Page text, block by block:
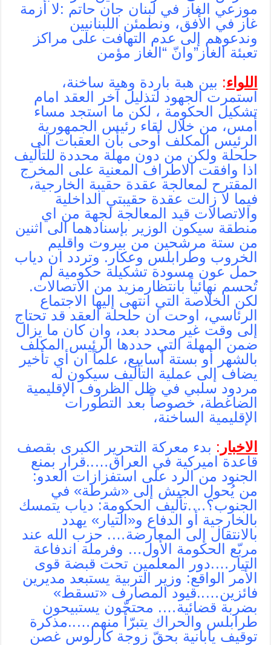
موزعي الغاز في لبنان جان حاتم :لا أزمة
غاز في الأفق، ونطمئن اللبنانيين
وندعوهم إلى عدم التهافت على مراكز
تعبئة الغاز”وانّ “الغاز مؤمن
اللواء: بين هبة باردة وهبة ساخنة،
استمرت الجهود لتذليل آخر العقد امام
تشكيل الحكومة ، لكن ما استجد مساء
أمس، من خلال لقاء رئيس الجمهورية
الرئيس المكلف أوحى بأن العقبات الى
حلحلة ولكن من دون مهلة محددة للتأليف
اذا وافقت الاطراف المعنية على المخرج
المقترح لمعالجة عقدة حقيبة الخارجية،
فيما لا زالت عقدة حقيبتي الداخلية
والاتصالات قيد المعالجة لجهة من اي
منطقة سيكون الوزير بإسنادهما الى اثنين
من ستة مرشحين من بيروت واقليم
الخروب وطرابلس وعكار. وتردد ان دياب
حمل عون مسودة تشكيلة حكومية لم
تُحسم نهائياً بانتظارمزيد من الاتصالات.
لكن الخلاصة التي انتهى إليها الاجتماع
الرئاسي، اوحت ان حلحلة العقد قد تحتاج
إلى وقت غير محدد بعد، وان كان ما يزال
ضمن المهلة التي حددها الرئيس المكلف
بالشهر أو بستة أسابيع، علماً ان أي تأخير
يضاف إلى عملية التأليف سيكون له
مردود سلبي في ظل الظروف الإقليمية
الضاغطة، خصوصاً بعد التطورات
الإقليمية الساخنة،
الاخبار : بدء معركة التحرير الكبرى بقصف
قاعدة اميركية في العراق…..‫قرار بمنع
الجنود من الرد على استفزازات العدو:
من يُحول الجيش إلى «شرطة» في
الجنوب؟….تأليف الحكومة: دياب يتمسك
بالخارجية أو الدفاع و«التيار» يهدد
بالانتقال إلى المعارضة…. حزب الله عند
مربّع الحكومة الأول… وفرملة اندفاعة
التيار….دور المعلمين تحت قبضة قوى
الأمر الواقع: وزير التربية يستبعد مديرين
فائزين…..‫قيود المصارف «تسقط»
بضربة قضائية…. محتجّون يستبيحون
طرابلس والحراك يتبرّأ منهم…..مذكرة
توقيف يابانية بحقّ زوجة كارلوس غصن